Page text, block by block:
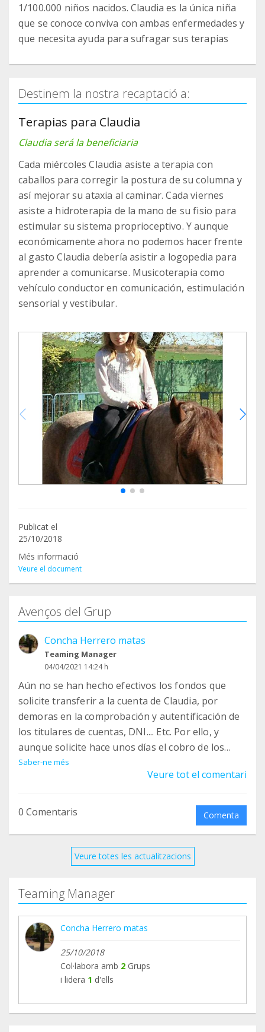
1/100.000 niños nacidos. Claudia es la única niña
que se conoce conviva con ambas enfermedades y
que necesita ayuda para sufragar sus terapias
Destinem la nostra recaptació a:
Terapias para Claudia
Claudia será la beneficiaria
Cada miércoles Claudia asiste a terapia con
caballos para corregir la postura de su columna y
así mejorar su ataxia al caminar. Cada viernes
asiste a hidroterapia de la mano de su fisio para
estimular su sistema proprioceptivo. Y aunque
económicamente ahora no podemos hacer frente
al gasto Claudia debería asistir a logopedia para
aprender a comunicarse. Musicoterapia como
vehículo conductor en comunicación, estimulación
sensorial y vestibular.
Publicat el
25/10/2018
Més informació
Veure el document
Avenços del Grup
Concha Herrero matas
Teaming Manager
04/04/2021 14:24 h
Aún no se han hecho efectivos los fondos que
solicite transferir a la cuenta de Claudia, por
demoras en la comprobación y autentificación de
los titulares de cuentas, DNI.... Etc. Por ello, y
aunque solicite hace unos días el cobro de los
fondos. Sufragó costes y os subo comprobantes
de pago. No podía esperar más, cuando llegue ya
Gracias a todos
Saber-ne més
Veure tot el comentari
0 Comentaris Comenta
Veure totes les actualitzacions
Teaming Manager
Concha Herrero matas
25/10/2018
Col·labora amb 2 Grups
i lidera 1 d'ells